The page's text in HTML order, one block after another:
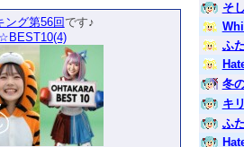
ング第56回です♪
そ
ふ
冬
キ
ふ